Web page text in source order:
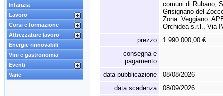
Infanzia
Lavoro
Corsi e formazione
Attrezzature lavoro
Energie rinnovabili
Vini e gastronomia
Eventi
Varie
comuni di: Rubano,
Grisignano del
Zona: Veggiano.
Orchidea s.r. l., Via
prezzo
1.990.000,00 €
consegna e
pagamento
-
data pubblicazione
08/08/2026
data scadenza
08/09/2026